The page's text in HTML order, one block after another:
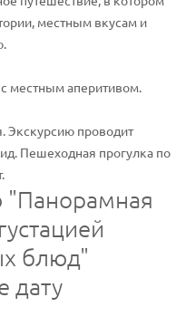
местным вкусам и
местным аперитивом.
Экскурсию проводит
Пешеходная прогулка по
"Панорамная
блюд"
дату